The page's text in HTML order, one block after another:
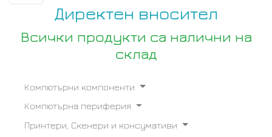
Директен вносител
Всички продукти са налични на
склад
Компютърни компоненти
Компютърна периферия
Принтери, Скенери и консумативи